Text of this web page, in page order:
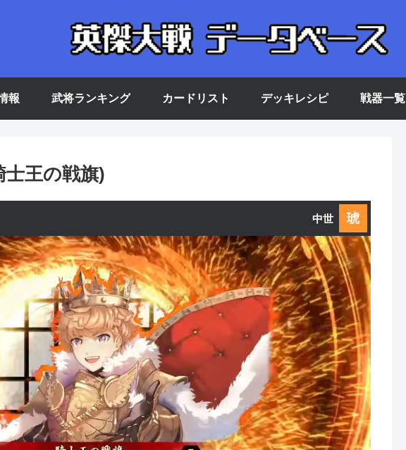
報 武将ランキング カードリスト デッキレシピ 戦器一覧
王の戦旗)
中世 琥